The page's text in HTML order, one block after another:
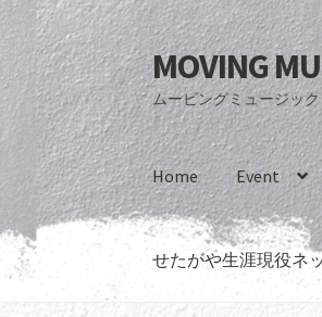
ナ
ビ
ゲ
ー
シ
ョ
ン
ス
コ
ン
テ
ン
ツ
へ
ス
ッ
MOVING
ムービングミュージック
Home Event
せたがや生涯現役ネ